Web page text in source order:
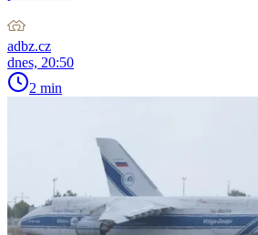
adbz.cz
dnes, 20:50
2 min